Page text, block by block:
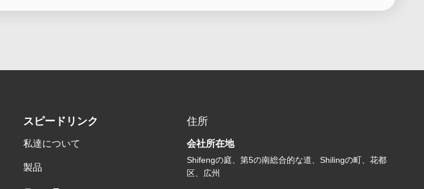
スピードリンク
私達について
製品
住所
会社所在地
Shifengの庭、第5の南総合的な道、Shilingの町、花都
区、広州